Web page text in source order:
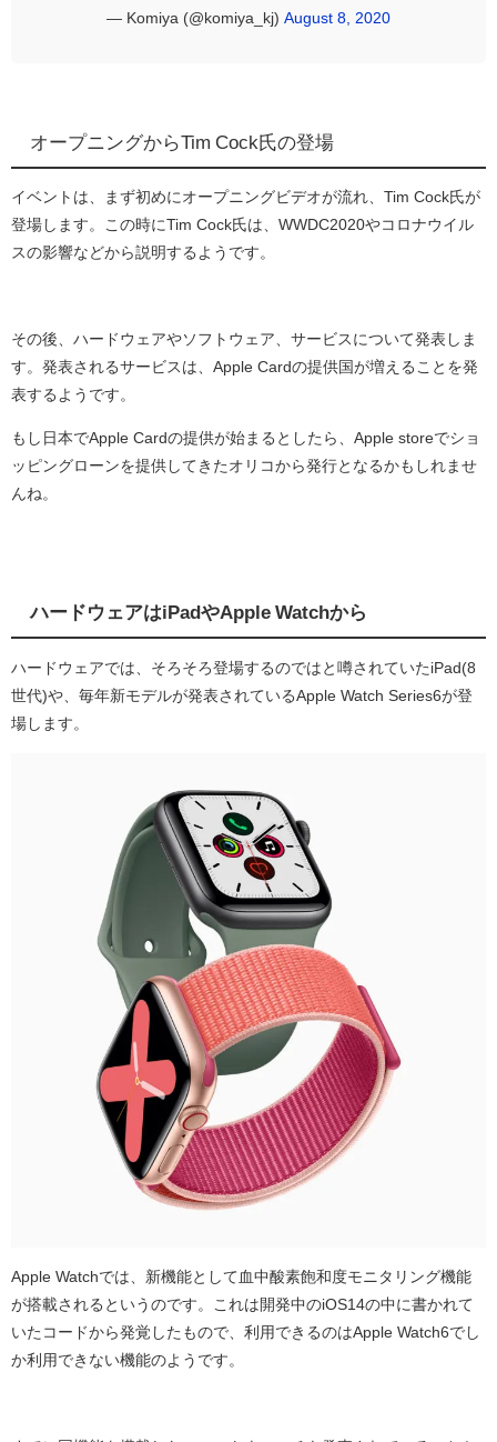
— Komiya (@komiya_kj) August 8, 2020
オープニングからTim Cock氏の登場
イベントは、まず初めにオープニングビデオが流れ、Tim Cock氏が
登場します。この時にTim Cock氏は、WWDC2020やコロナウイル
スの影響などから説明するようです。
その後、ハードウェアやソフトウェア、サービスについて発表しま
す。 発表されるサービスは、Apple Cardの提供国が増えることを発
表するようです。
もし日本でApple Cardの提供が始まるとしたら、 Apple storeでショ
ッピングローンを提供してきたオリコから発行となるかもしれませ
んね。
ハードウェアはiPadやApple Watchから
ハードウェアでは、そろそろ登場するのではと噂されていたiPad(8
世代)や、毎年新モデルが発表されているApple Watch Series6が登
場します。
Apple Watchでは、新機能として血中酸素飽和度モニタリング機能
が搭載されるというのです。これは開発中のiOS14の中に書かれて
いたコードから発覚したもので、利用できるのはApple Watch6でし
か利用できない機能のようです。